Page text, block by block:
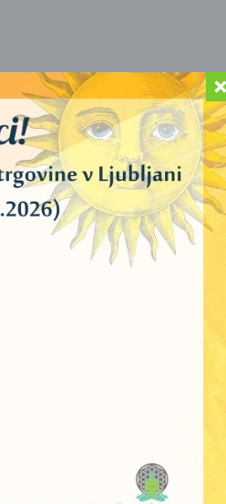
(Hz). 432 Hz je naravni “ton”
bila prvotno izvedena z uporabo
vibracijami):